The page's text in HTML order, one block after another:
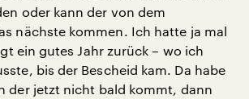
oder kann der von dem
nächste kommen. Ich hatte ja mal
ein gutes Jahr zurück – wo ich
bis der Bescheid kam. Da habe
der jetzt nicht bald kommt, dann